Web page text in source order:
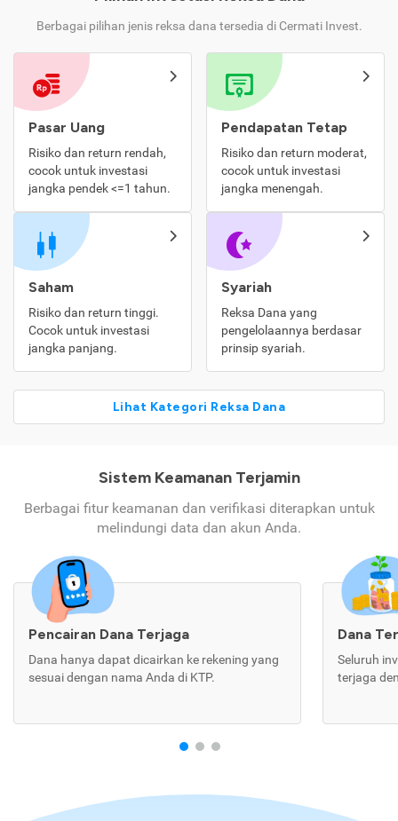
Berbagai pilihan jenis reksa dana tersedia di Cermati Invest.
Pasar Uang
Risiko dan return rendah,
cocok untuk investasi
jangka pendek <=1 tahun.
Pendapatan Tetap
Risiko dan return moderat,
cocok untuk investasi
jangka menengah.
Saham
Risiko dan return tinggi.
Cocok untuk investasi
jangka panjang.
Syariah
Reksa Dana yang
pengelolaannya berdasar
prinsip syariah.
Lihat Kategori Reksa Dana
Sistem Keamanan Terjamin
Berbagai fitur keamanan dan verifikasi diterapkan untuk
melindungi data dan akun Anda.
Pencairan Dana Terjaga
Dana hanya dapat dicairkan ke rekening yang
sesuai dengan nama Anda di KTP.
Dana
Seluruh
terjaga